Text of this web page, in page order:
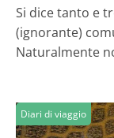
Si dice tanto e
(ignorante)
Naturalmente
Diari di viaggio